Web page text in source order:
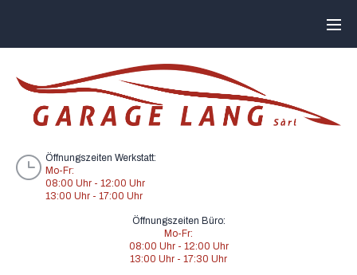
Öffnungszeiten Werkstatt:
Mo-Fr:
08:00 Uhr - 12:00 Uhr
13:00 Uhr - 17:00 Uhr
Öffnungszeiten Büro:
Mo-Fr:
08:00 Uhr - 12:00 Uhr
13:00 Uhr - 17:30 Uhr